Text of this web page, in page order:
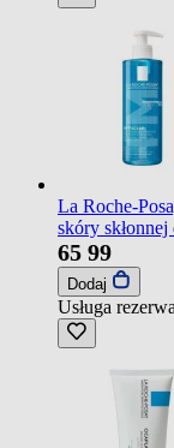
La Roche-
skóry
65 99
Dodaj
Usługa